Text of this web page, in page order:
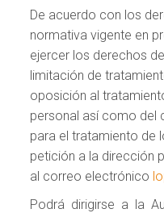
De acuerdo con los
normativa vigente en
ejercer los derechos
limitación de
oposición al
personal así como del
para el tratamiento de
petición a la dirección
al correo electrónico
Podrá dirigirse a la